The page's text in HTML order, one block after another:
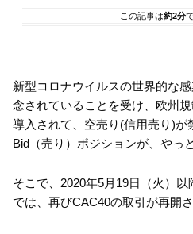
この記事は約2分
新型コロナウイルスの世界的な
念されていることを受け、欧州
導入されて、空売り(信用売り)が
Bid（売り）ポジションが、やっ
そこで、2020年5月19日（火）以
では、再びCAC40の取引が再開